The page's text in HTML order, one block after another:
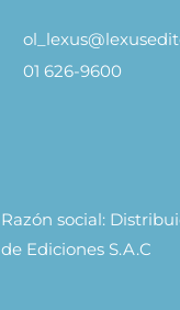
01 626-9600
Razón social:
de Ediciones S.A.C